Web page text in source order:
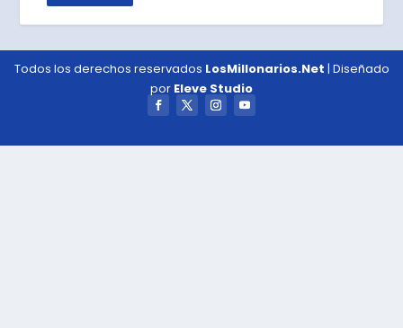
Todos los derechos reservados LosMillonarios.Net | Diseñado
por Eleve Studio